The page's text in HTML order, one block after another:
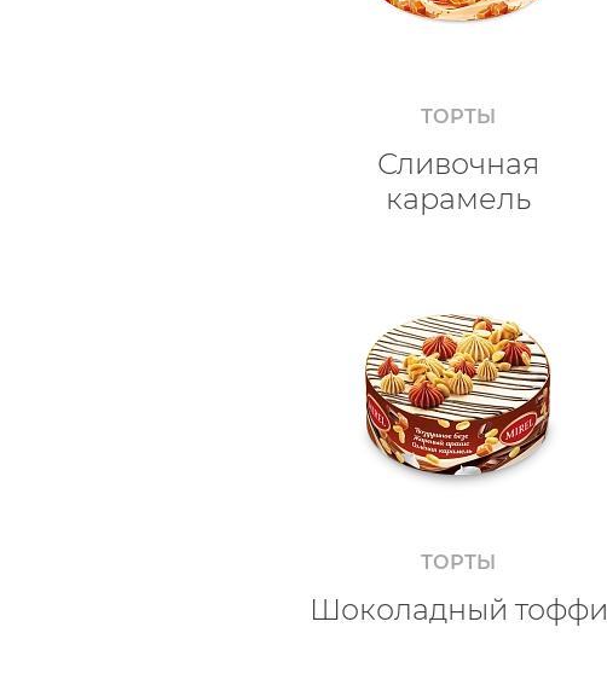
ТОРТЫ
Сливочная
карамель
ТОРТЫ
Шоколадный тоффи